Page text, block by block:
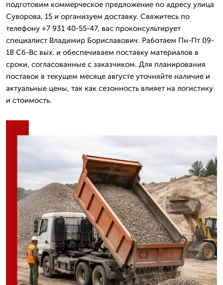
подготовим коммерческое предложение по адресу улица
Суворова, 15 и организуем доставку. Свяжитесь по
телефону +7 931 40-55-47, вас проконсультирует
специалист Владимир Бориславович. Работаем Пн-Пт 09-
18 Сб-Вс вых. и обеспечиваем поставку материалов в
сроки, согласованные с заказчиком. Для планирования
поставок в текущем месяце августе уточняйте наличие и
актуальные цены, так как сезонность влияет на логистику
и стоимость.